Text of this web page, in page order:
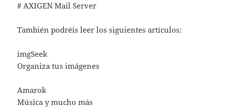
# AXIGEN Mail Server
También podréis leer los siguientes artículos:
imgSeek
Organiza tus imágenes
Amarok
Música y mucho más